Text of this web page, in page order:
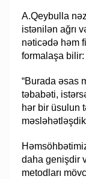
A.Qeybulla
istənilən ağrı
nəticədə həm
formalaşa bilir:
“Burada əsas
təbabəti,
hər bir üsulun
daha genişdir
metodları